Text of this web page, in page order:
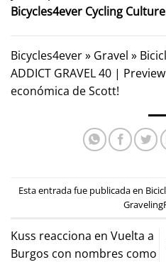
Bicycles4ever Cycling Culture
Bicycles4ever» Gravel »
ADDICT GRAVEL 40 |
económica de Scott!
Esta entrada fue publicada en
Kuss reacciona en Vuelta a
Burgos con nombres como